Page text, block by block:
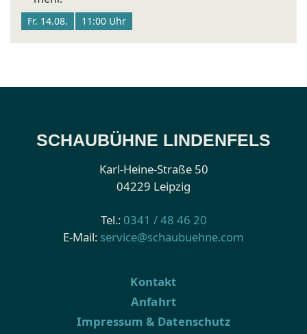
Fr. 14.08. 11:00 Uhr
SCHAUBÜHNE LINDENFELS
Karl-Heine-Straße 50
04229 Leipzig
Tel.: 0341 / 48 46 20
E-Mail: service@schaubuehne.com
Kontakt
Anfahrt
Impressum & Datenschutz